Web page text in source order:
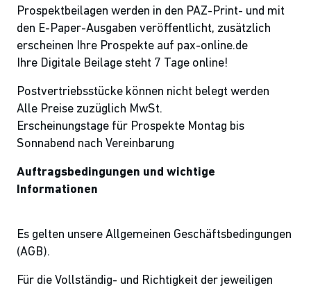
Prospektbeilagen werden in den PAZ-Print- und mit
den E-Paper-Ausgaben veröffentlicht, zusätzlich
erscheinen Ihre Prospekte auf pax-online.de
Ihre Digitale Beilage steht 7 Tage online!
Postvertriebsstücke können nicht belegt werden
Alle Preise zuzüglich MwSt.
Erscheinungstage für Prospekte Montag bis
Sonnabend nach Vereinbarung
Auftragsbedingungen und wichtige
Informationen
Es gelten unsere Allgemeinen Geschäftsbedingungen
(AGB).
Für die Vollständig- und Richtigkeit der jeweiligen